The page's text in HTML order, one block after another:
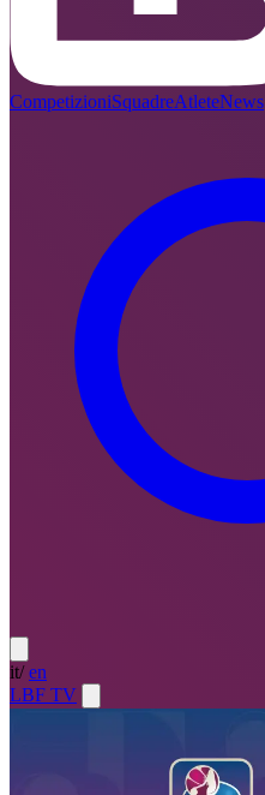
CompetizioniSquadreAtleteNews
it/ en
LBF TV